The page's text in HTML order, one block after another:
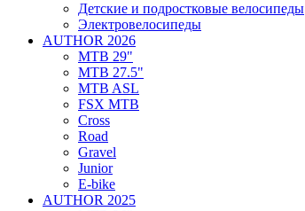
Детские и подростковые велосипеды
Электровелосипеды
AUTHOR 2026
MTB 29"
MTB 27.5"
MTB ASL
FSX MTB
Cross
Road
Gravel
Junior
E-bike
AUTHOR 2025